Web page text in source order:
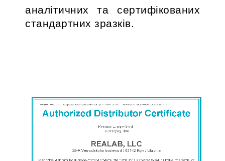
аналітичних та сертифікованих
стандартних зразків.